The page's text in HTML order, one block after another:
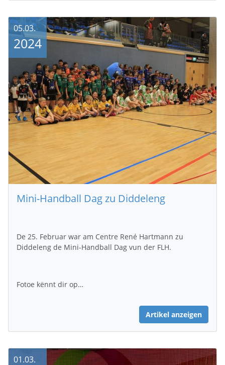
Mini-Handball Dag zu Diddeleng
De 25. Februar war am Centre René Hartmann zu
Diddeleng de Mini-Handball Dag vun der FLH.
Fotoe kënnt dir op…
Artikel anzeigen
05.03.
2024
01.03.